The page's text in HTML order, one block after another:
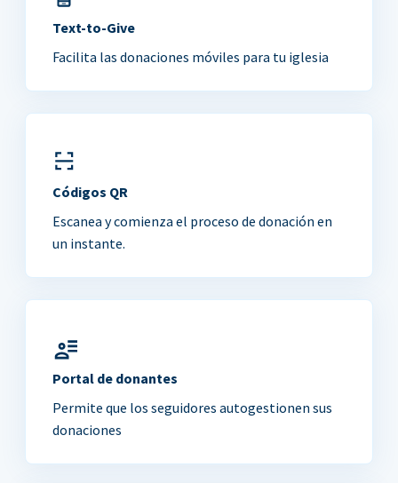
Text-to-Give
Facilita las donaciones móviles para tu iglesia
Códigos QR
Escanea y comienza el proceso de donación en
un instante.
Portal de donantes
Permite que los seguidores autogestionen sus
donaciones